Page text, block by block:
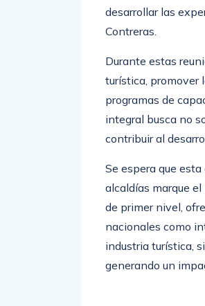
desarrollar las
Contreras.
Durante estas
turística, promover
programas de
integral busca no
contribuir al
Se espera que
alcaldías marque
de primer nivel,
nacionales como
industria turística,
generando un